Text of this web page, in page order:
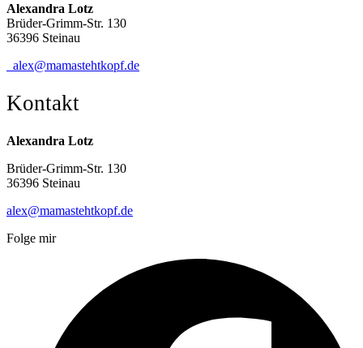
Alexandra Lotz
Brüder-Grimm-Str. 130
36396 Steinau
alex@mamastehtkopf.de
Kontakt
Alexandra Lotz
Brüder-Grimm-Str. 130
36396 Steinau
alex@mamastehtkopf.de
Folge mir